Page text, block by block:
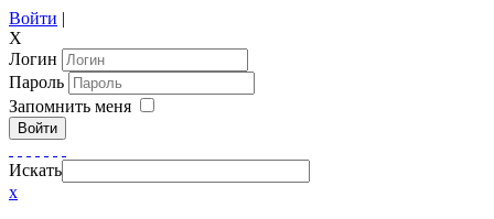
Войти |
X
Логин
Пароль
Запомнить меня
Войти
Искать
x